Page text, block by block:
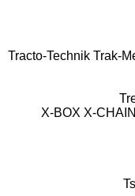
Tracto-Technik Trak-
X-BOX X-CHAIN